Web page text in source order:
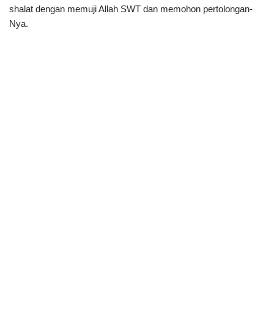
shalat dengan memuji Allah SWT dan memohon pertolongan-
Nya.